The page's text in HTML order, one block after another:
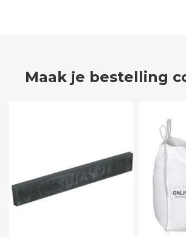
Maak je bestelling